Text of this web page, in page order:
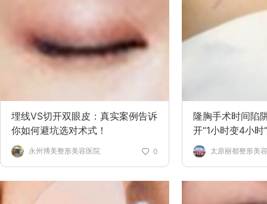
埋线VS切开双眼皮：真实案例告诉
你如何避坑选对术式！
永州博美整形美容医院 0
隆胸手术时间陷
开“1小时变4小
太原丽都整形美